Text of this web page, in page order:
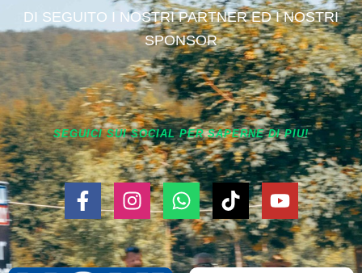
DI SEGUITO I NOSTRI PARTNER ED I NOSTRI
SPONSOR
SEGUICI SUI SOCIAL PER SAPERNE DI PIU!